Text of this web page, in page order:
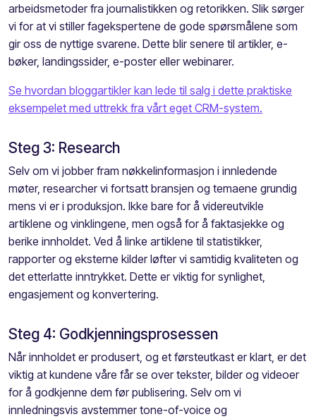
arbeidsmetoder fra journalistikken og retorikken. Slik sørger
vi for at vi stiller fagekspertene de gode spørsmålene som
gir oss de nyttige svarene. Dette blir senere til artikler, e-
bøker, landingssider, e-poster eller webinarer.
Se hvordan bloggartikler kan lede til salg i dette praktiske
eksempelet med uttrekk fra vårt eget CRM-system.
Steg 3: Research
Selv om vi jobber fram nøkkelinformasjon i innledende
møter, researcher vi fortsatt bransjen og temaene grundig
mens vi er i produksjon. Ikke bare for å videreutvikle
artiklene og vinklingene, men også for å faktasjekke og
berike innholdet. Ved å linke artiklene til statistikker,
rapporter og eksterne kilder løfter vi samtidig kvaliteten og
det etterlatte inntrykket. Dette er viktig for synlighet,
engasjement og konvertering.
Steg 4: Godkjenningsprosessen
Når innholdet er produsert, og et førsteutkast er klart, er det
viktig at kundene våre får se over tekster, bilder og videoer
for å godkjenne dem før publisering. Selv om vi
innledningsvis avstemmer tone-of-voice og